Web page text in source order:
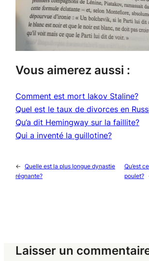
Vous aimerez aussi :
Comment est mort Iakov Staline?
Quel est le taux de divorces en
Qu’a dit Hemingway sur la faillite?
Qui a inventé la guillotine?
← Quelle est la plus longue dynastie
régnante?
Qu’est
poulet?
Laisser un